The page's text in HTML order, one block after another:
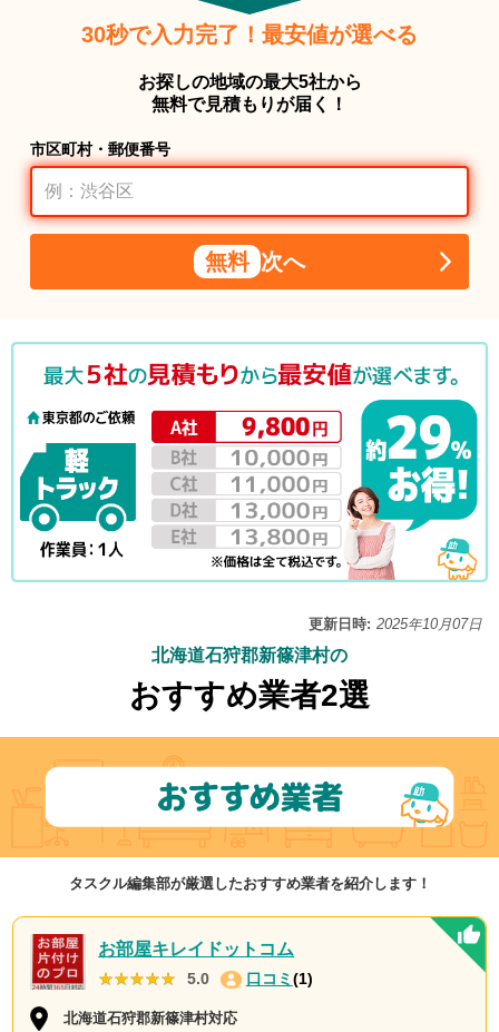
30秒で入力完了！最安値が選べる
お探しの地域の最大5社から
無料で見積もりが届く！
市区町村・郵便番号
無料 次へ
更新日時: 2025年10月07日
北海道石狩郡新篠津村の
おすすめ業者2選
タスクル編集部が厳選したおすすめ業者を紹介します！
お部屋キレイドットコム
★★★★★
★★★★★ 5.0 口コミ (1)
北海道石狩郡新篠津村対応